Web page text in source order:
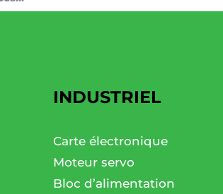
INDUSTRIEL
Carte électronique
Moteur servo
Bloc d’alimentation